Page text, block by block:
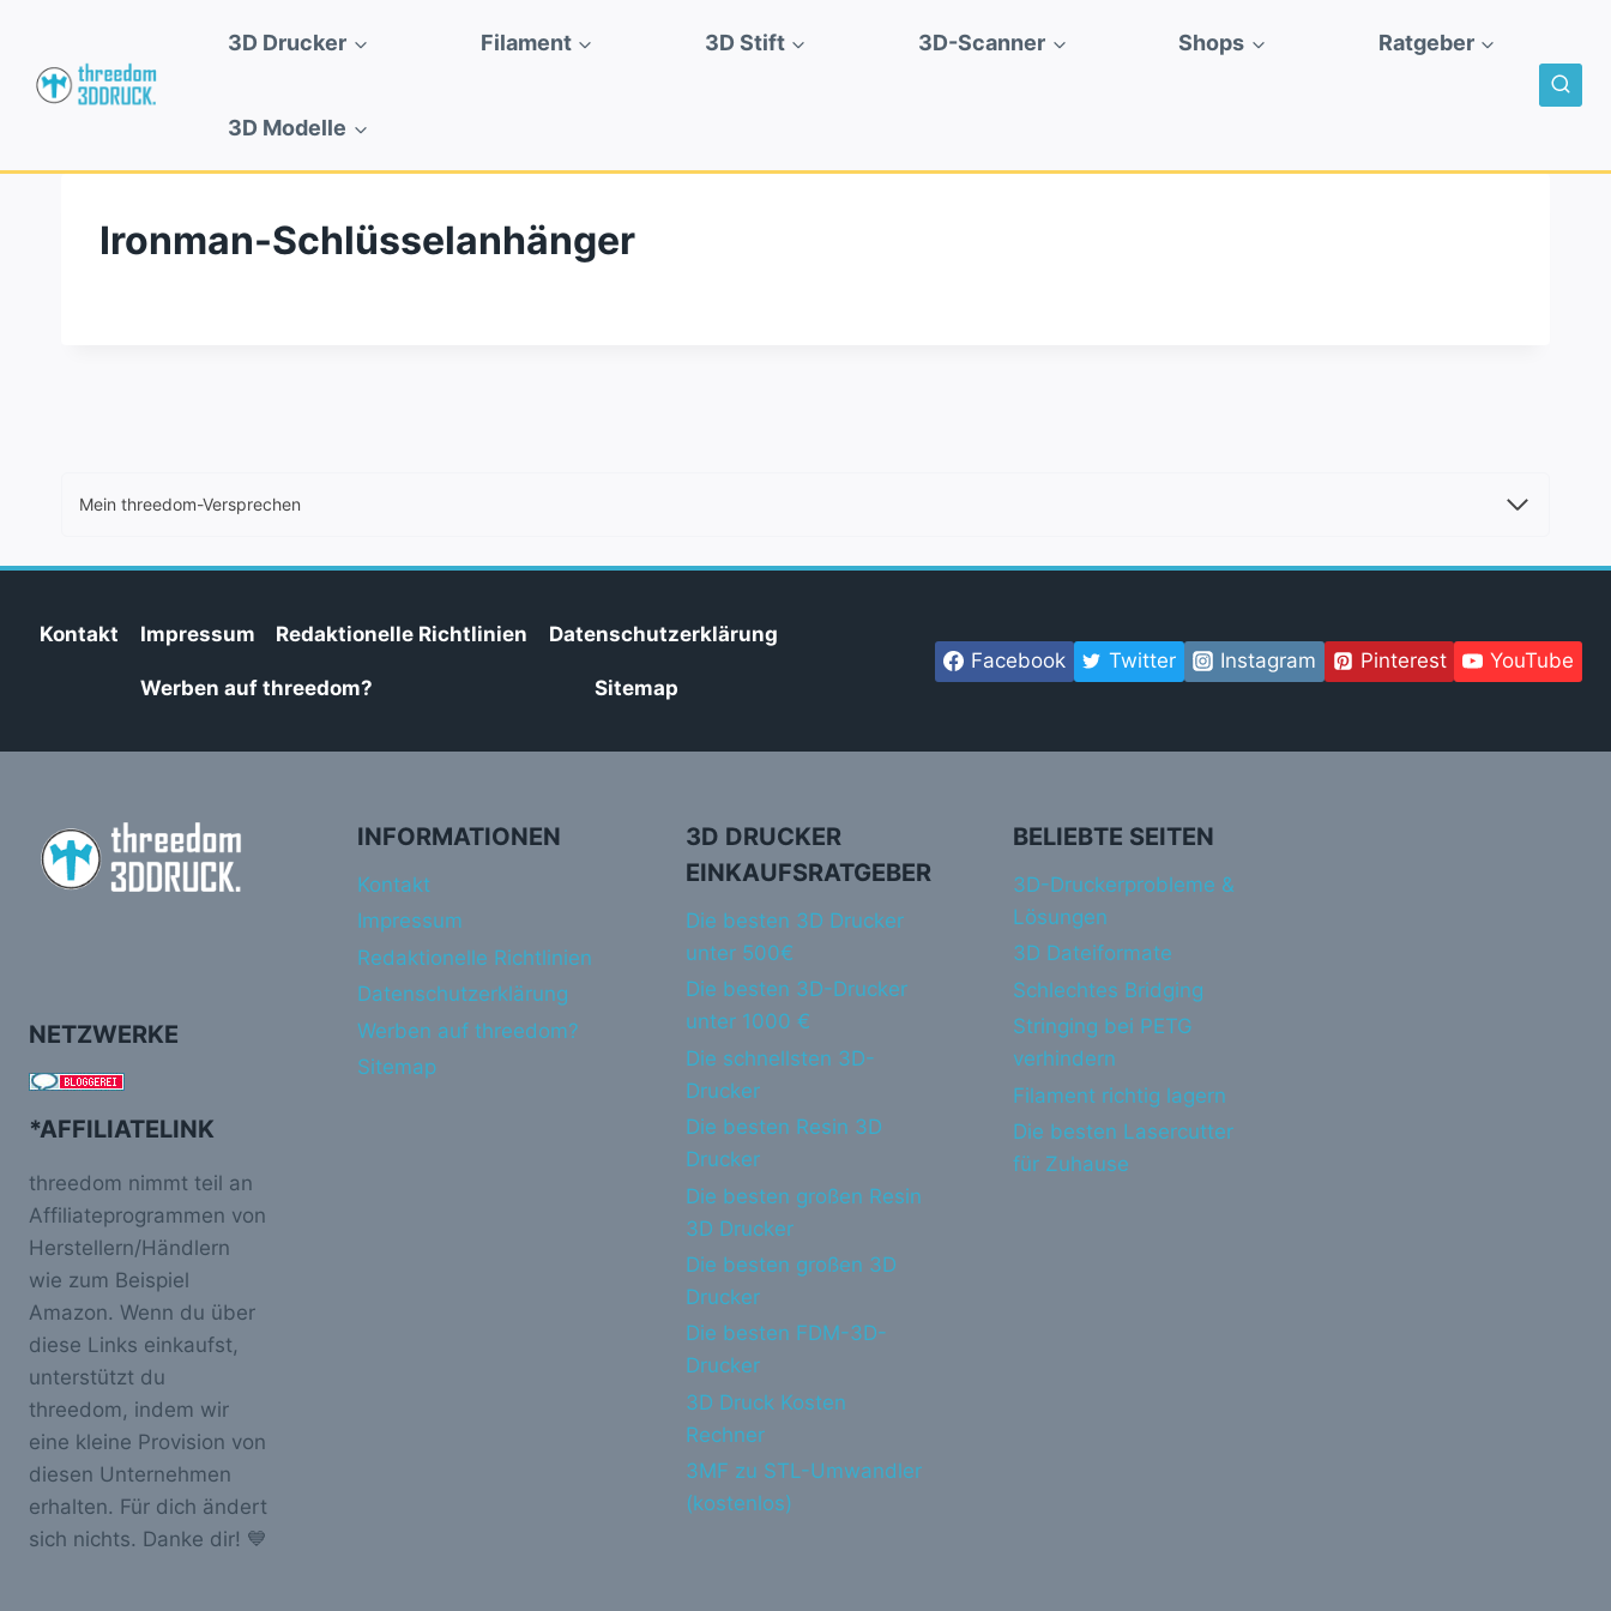
springen
3D Drucker Filament 3D Stift 3D-Scanner Shops Ratgeber
3D Modelle
Ironman-Schlüsselanhänger
Mein threedom-Versprechen
Kontakt Impressum Redaktionelle Richtlinien Datenschutzerklärung
Werben auf threedom? Sitemap
Facebook Twitter Instagram Pinterest YouTube
NETZWERKE
*AFFILIATELINK
threedom nimmt teil an
Affiliateprogrammen von
Herstellern/Händlern
wie zum Beispiel
Amazon. Wenn du über
diese Links einkaufst,
unterstützt du
threedom, indem wir
eine kleine Provision von
diesen Unternehmen
erhalten. Für dich ändert
sich nichts. Danke dir! 💙
INFORMATIONEN
Kontakt
Impressum
Redaktionelle Richtlinien
Datenschutzerklärung
Werben auf threedom?
Sitemap
3D DRUCKER
EINKAUFSRATGEBER
Die besten 3D Drucker
unter 500€
Die besten 3D-Drucker
unter 1000 €
Die schnellsten 3D-
Drucker
Die besten Resin 3D
Drucker
Die besten großen Resin
3D Drucker
Die besten großen 3D
Drucker
Die besten FDM-3D-
Drucker
3D Druck Kosten
Rechner
3MF zu STL-Umwandler
(kostenlos)
BELIEBTE SEITEN
3D-Druckerprobleme &
Lösungen
3D Dateiformate
Schlechtes Bridging
Stringing bei PETG
verhindern
Filament richtig lagern
Die besten Lasercutter
für Zuhause